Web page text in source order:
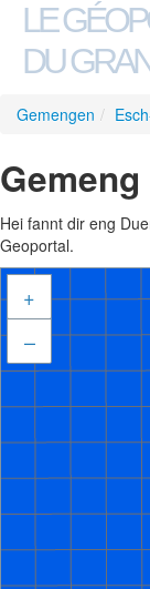
LE
DU
Gemengen /
Hei fannt dir eng
Geoportal.
+
–